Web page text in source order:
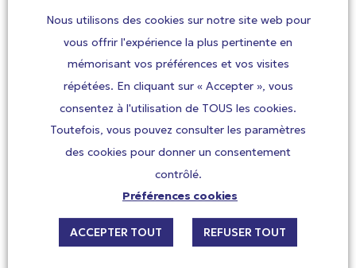
environnement
Qualité de l'air intérieur et entretien du
logement
Travaux, bricolage, aménagement
Produits d’entretien et parfums d’ambiance
Aération et Ventilation
Nous utilisons des cookies sur notre site web pour
vous offrir l'expérience la plus pertinente en
mémorisant vos préférences et vos visites
répétées. En cliquant sur « Accepter », vous
consentez à l'utilisation de TOUS les cookies.
Toutefois, vous pouvez consulter les paramètres
des cookies pour donner un consentement
contrôlé.
Préférences cookies
ACCEPTER TOUT REFUSER TOUT